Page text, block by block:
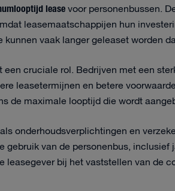
leasevoor personenbussen.
leasemaatschappijen hun
vaak langer geleaset worden
cruciale rol. Bedrijven met een
leasetermijnen en betere
de maximale looptijd die wordt
onderhoudsverplichtingen en
van de personenbus, inclusief
leasegever bij het vaststellen van de